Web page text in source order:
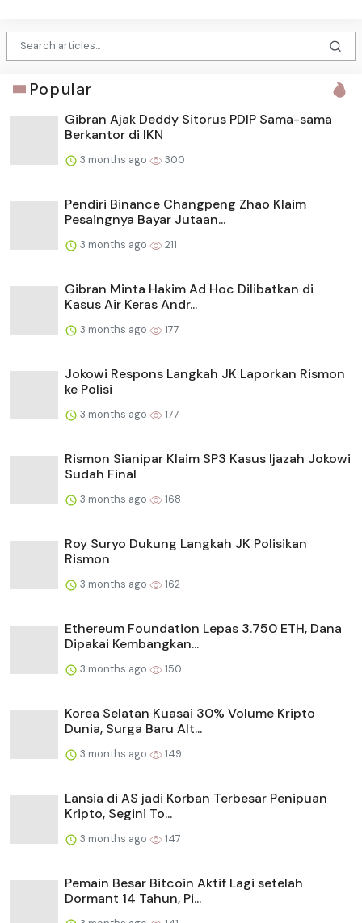
Popular
Gibran Ajak Deddy Sitorus PDIP Sama-sama
Berkantor di IKN
3 months ago 300
Pendiri Binance Changpeng Zhao Klaim
Pesaingnya Bayar Jutaan...
3 months ago 211
Gibran Minta Hakim Ad Hoc Dilibatkan di
Kasus Air Keras Andr...
3 months ago 177
Jokowi Respons Langkah JK Laporkan Rismon
ke Polisi
3 months ago 177
Rismon Sianipar Klaim SP3 Kasus Ijazah Jokowi
Sudah Final
3 months ago 168
Roy Suryo Dukung Langkah JK Polisikan
Rismon
3 months ago 162
Ethereum Foundation Lepas 3.750 ETH, Dana
Dipakai Kembangkan...
3 months ago 150
Korea Selatan Kuasai 30% Volume Kripto
Dunia, Surga Baru Alt...
3 months ago 149
Lansia di AS jadi Korban Terbesar Penipuan
Kripto, Segini To...
3 months ago 147
Pemain Besar Bitcoin Aktif Lagi setelah
Dormant 14 Tahun, Pi...